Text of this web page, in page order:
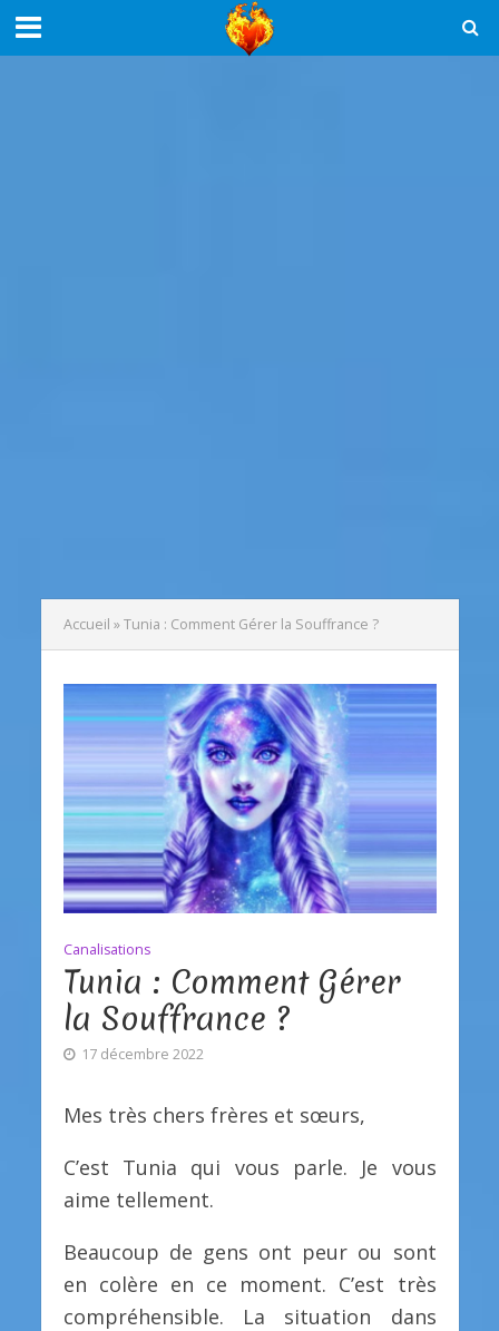
Accueil »Tunia : Comment Gérer la Souffrance ?
Canalisations
Tunia : Comment Gérer
la Souffrance ?
17 décembre 2022
Mes très chers frères et sœurs,
C’est Tunia qui vous parle. Je vous
aime tellement.
Beaucoup de gens ont peur ou sont
en colère en ce moment. C’est très
compréhensible. La situation dans